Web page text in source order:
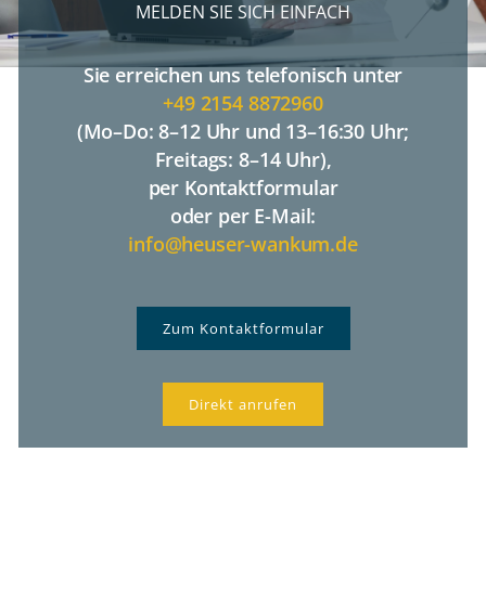
MELDEN SIE SICH EINFACH
Sie erreichen uns telefonisch unter
+49 2154 8872960
(Mo–Do: 8–12 Uhr und 13–16:30 Uhr;
Freitags: 8–14 Uhr),
per Kontaktformular
oder per E-Mail:
info@heuser-wankum.de
Zum Kontaktformular
Direkt anrufen